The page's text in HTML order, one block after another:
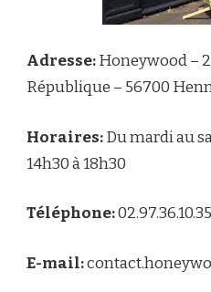
Adresse:Honeywood –
République – 56700
Horaires:Du mardi au
14h30 à 18h30
Téléphone:02.97.36.10.35
E-mail: